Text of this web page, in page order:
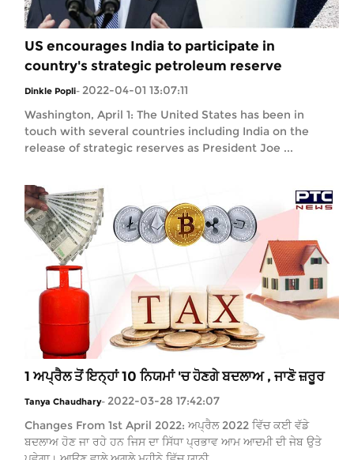
US encourages India to participate in
country's strategic petroleum reserve
Dinkle Popli- 2022-04-01 13:07:11
Washington, April 1: The United States has been in
touch with several countries including India on the
release of strategic reserves as President Joe ...
1 ਅਪ੍ਰੈਲ ਤੋਂ ਇਨ੍ਹਾਂ 10 ਨਿਯਮਾਂ 'ਚ ਹੋਣਗੇ ਬਦਲਾਅ , ਜਾਣੋ ਜ਼ਰੂਰ
Tanya Chaudhary- 2022-03-28 17:42:07
Changes From 1st April 2022: ਅਪ੍ਰੈਲ 2022 ਵਿੱਚ ਕਈ ਵੱਡੇ
ਬਦਲਾਅ ਹੋਣ ਜਾ ਰਹੇ ਹਨ ਜਿਸ ਦਾ ਸਿੱਧਾ ਪ੍ਰਭਾਵ ਆਮ ਆਦਮੀ ਦੀ ਜੇਬ ਉਤੇ